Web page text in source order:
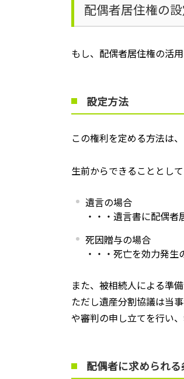
配偶者居住権の
もし、配偶者居住権の活
設定方法
この権利を定める方法は
生前からできることとし
遺言の場合
・・・遺言書に配偶者
死因贈与の場合
・・・死亡を効力発
また、被相続人による準
ただし遺産分割協議は当
や審判の申し立てを行い
配偶者に求められ